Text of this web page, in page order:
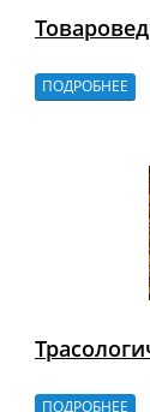
ПОДРОБНЕЕ
ПОДРОБНЕЕ